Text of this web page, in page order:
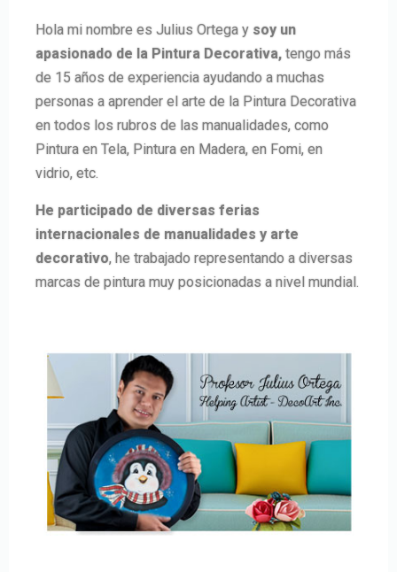
Hola mi nombre es Julius Ortega y soy un
apasionado de la Pintura Decorativa, tengo más
de 15 años de experiencia ayudando a muchas
personas a aprender el arte de la Pintura Decorativa
en todos los rubros de las manualidades, como
Pintura en Tela, Pintura en Madera, en Fomi, en
vidrio, etc.
He participado de diversas ferias
internacionales de manualidades y arte
decorativo, he trabajado representando a diversas
marcas de pintura muy posicionadas a nivel mundial.